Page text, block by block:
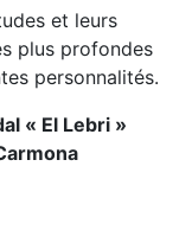
et leurs
plus profondes
personnalités.
« El Lebri »